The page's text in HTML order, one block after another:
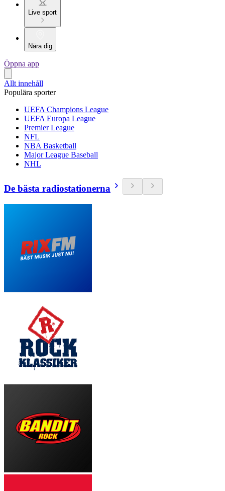
Live sport
Nära dig
Öppna app
Allt innehåll
Populära sporter
UEFA Champions League
UEFA Europa League
Premier League
NFL
NBA Basketball
Major League Baseball
NHL
De bästa radiostationerna